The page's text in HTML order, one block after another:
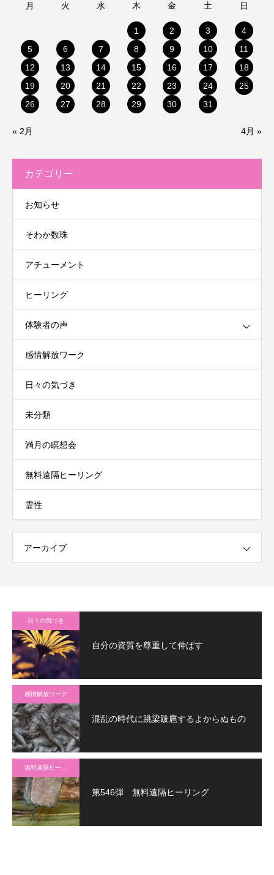
月 火 水 木 金 土 日
1 2 3
4
5
6 7 8 9 10
11
12
13 14 15 16 17
18
19
20 21 22 23 24
25
26
27 28 29 30 31
« 2月 4月 »
カテゴリー
お知らせ
そわか数珠
アチューメント
ヒーリング
体験者の声
感情解放ワーク
日々の気づき
未分類
満月の瞑想会
無料遠隔ヒーリング
霊性
アーカイブ
日々の気づき
自分の資質を尊重して伸ばす
感情解放ワーク
混乱の時代に跳梁跋扈するよからぬもの
第546弾 無料遠隔ヒーリング